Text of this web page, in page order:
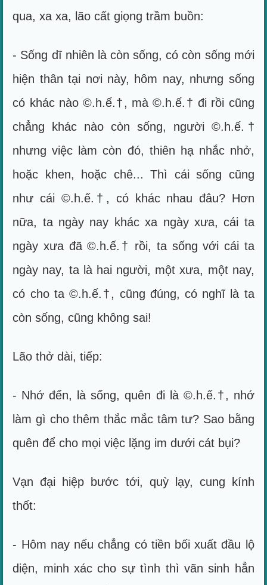
qua, xa xa, lão cất giọng trầm buồn:
- Sống dĩ nhiên là còn sống, có còn sống mới
hiện thân tại nơi này, hôm nay, nhưng sống
có khác nào ©.h.ế.†, mà ©.h.ế.† đi rồi cũng
chẳng khác nào còn sống, người ©.h.ế.†
nhưng việc làm còn đó, thiên hạ nhắc nhở,
hoặc khen, hoặc chê... Thì cái sống cũng
như cái ©.h.ế.†, có khác nhau đâu? Hơn
nữa, ta ngày nay khác xa ngày xưa, cái ta
ngày xưa đã ©.h.ế.† rồi, ta sống với cái ta
ngày nay, ta là hai người, một xưa, một nay,
có cho ta ©.h.ế.†, cũng đúng, có nghĩ là ta
còn sống, cũng không sai!
Lão thở dài, tiếp:
- Nhớ đến, là sống, quên đi là ©.h.ế.†, nhớ
làm gì cho thêm thắc mắc tâm tư? Sao bằng
quên để cho mọi việc lặng im dưới cát bụi?
Vạn đại hiệp bước tới, quỳ lạy, cung kính
thốt:
- Hôm nay nếu chẳng có tiền bối xuất đầu lộ
diện, minh xác cho sự tình thì vãn sinh hẳn